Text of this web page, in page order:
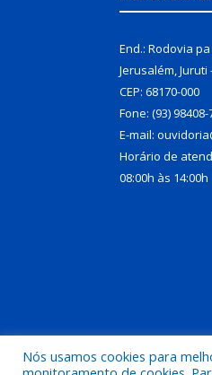
End.: Rodovia
Jerusalém, Juruti
CEP: 68170-000
Fone: (93) 98408-
E-mail:
Horário de
08:00h às 14:00h
Todos os
Nós usamos cookies para